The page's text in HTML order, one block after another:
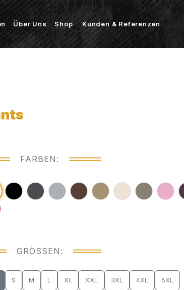
Über Uns Shop Kunden & Referenzen
FARBEN:
GRÖSSEN:
S M L XL XXL 3XL 4XL 5XL